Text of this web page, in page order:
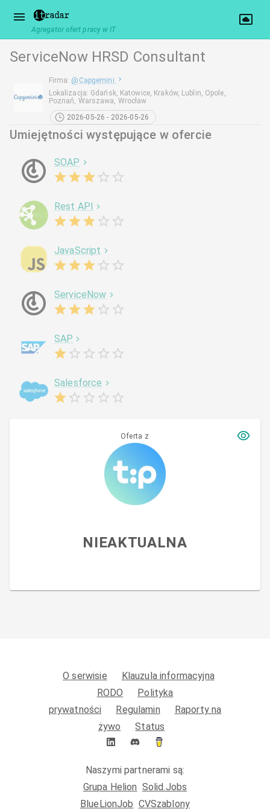
Agregator ofert pracy w IT
ServiceNow HRSD Consultant
Firma: @ Capgemini
Lokalizacja: Gdańsk, Katowice, Kraków, Lublin, Opole,
Poznań, Warszawa, Wrocław
2026-05-26 - 2026-05-26
Umiejętności występujące w ofercie
SOAP
Rest API
JavaScript
ServiceNow
SAP
Salesforce
Oferta z
NIEAKTUALNA
O serwisie
Klauzula informacyjna
RODO
Polityka
prywatności
Regulamin
Raporty na
żywo
Status
Naszymi partnerami są:
Grupa Helion Solid.Jobs
BlueLionJob CVSzablony